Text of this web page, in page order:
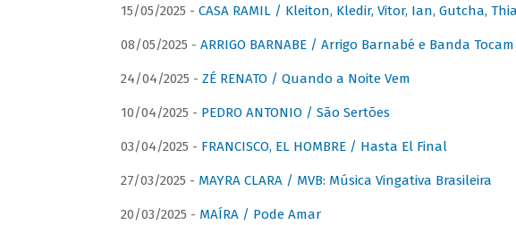
15/05/2025 - CASA RAMIL / Kleiton, Kledir, Vitor, Ian, Gutcha,
08/05/2025 - ARRIGO BARNABE / Arrigo Barnabé e Banda
24/04/2025 - ZÉ RENATO / Quando a Noite Vem
10/04/2025 - PEDRO ANTONIO / São Sertões
03/04/2025 - FRANCISCO, EL HOMBRE / Hasta El Final
27/03/2025 - MAYRA CLARA / MVB: Música Vingativa Brasileira
20/03/2025 - MAÍRA / Pode Amar